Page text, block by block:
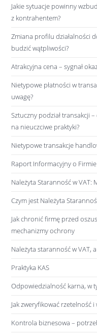
Jakie sytuacje powinny
z kontrahentem?
Zmiana profilu działalności
budzić wątpliwości?
Atrakcyjna cena – sygnał
Nietypowe płatności w
uwagę?
Sztuczny podział transakcji
na nieuczciwe praktyki?
Nietypowe transakcje
Raport Informacyjny o
Należyta Staranność w VAT:
Czym jest Należyta
Jak chronić firmę przed
mechanizmy ochrony
Należyta staranność w VAT,
Praktyka KAS
Odpowiedzialność karna, w
Jak zweryfikować rzetelność
Kontrola biznesowa –